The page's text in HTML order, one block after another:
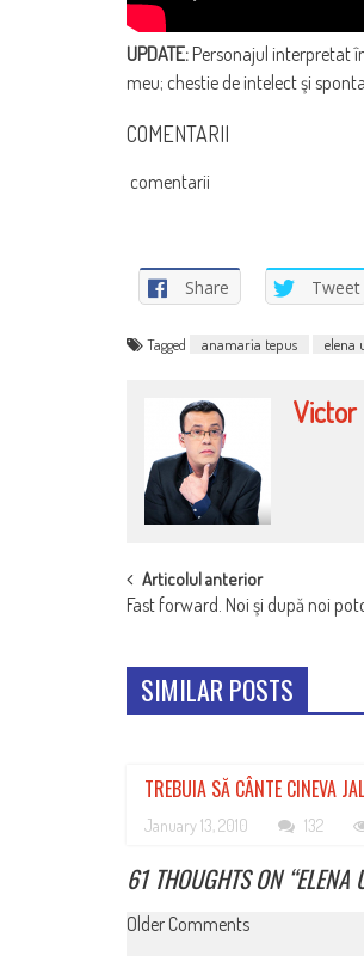
UPDATE: Personajul interpretat
meu; chestie de intelect şi
COMENTARII
comentarii
Share Tweet
Tagged anamaria tepus elena
Victor
POST
NAVIGATION
Articolul anterior
Fast forward. Noi şi după noi
SIMILAR POSTS
TREBUIA SĂ CÂNTE CINEVA
January 13, 2010 132
61 THOUGHTS ON “ELENA
COMMENT
Older Comments